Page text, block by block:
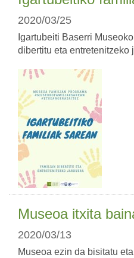
2020/03/25
Igartubeiti Baserri
dibertitu eta entretenitzeko
Museoa itxita
2020/03/13
Museoa ezin da bisitatu